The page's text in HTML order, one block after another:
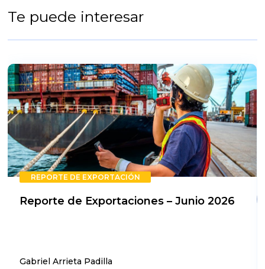
Te puede interesar
REPORTE DE EXPORTACIÓN
Reporte de Exportaciones – Junio 2026
Gabriel Arrieta Padilla